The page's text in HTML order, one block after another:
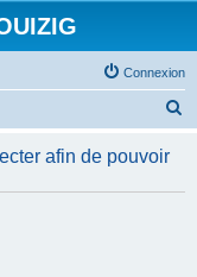
Connexion
h
afin de pouvoir